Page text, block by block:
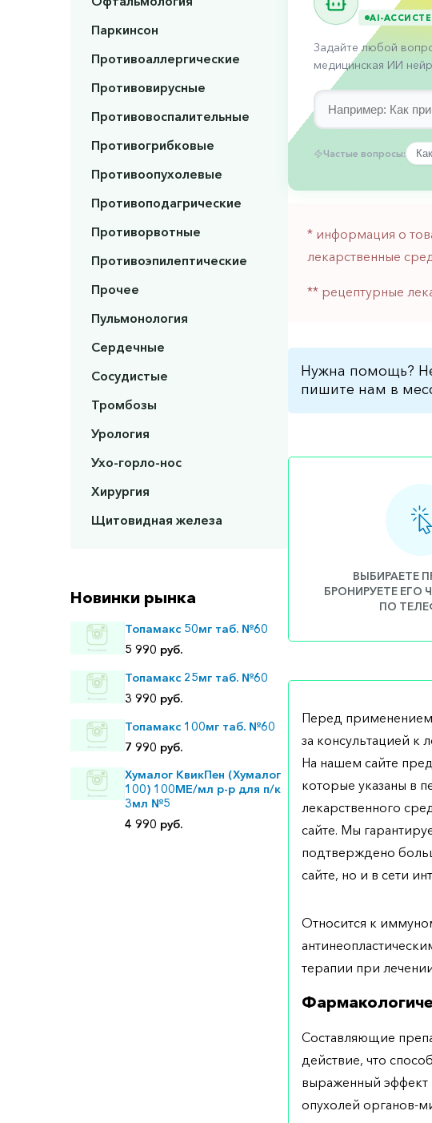
Паркинсон
Противоаллергические
Противовирусные
Противовоспалительные
Противогрибковые
Противоопухолевые
Противоподагрические
Противорвотные
Противоэпилептические
Прочее
Пульмонология
Сердечные
Сосудистые
Тромбозы
Урология
Ухо-горло-нос
Хирургия
Щитовидная железа
Новинки рынка
Топамакс 50мг таб. №60
5 990 руб.
Топамакс 25мг таб. №60
3 990 руб.
Топамакс 100мг таб. №60
7 990 руб.
Хумалог КвикПен (Хумалог
100) 100МЕ/мл р-р для п/к
3мл №5
4 990 руб.
AI-
Задайте любой
медицинская ИИ
Частые вопросы:
* информация о
лекарственные
** рецептурные
Нужна помощь?
пишите нам в
ВЫБИРАЕТЕ
БРОНИРУЕТЕ ЕГО
ПО
Перед применением
за консультацией к
На нашем сайте
которые указаны в
лекарственного
сайте. Мы
подтверждено
сайте, но и в сети
Относится к
терапии при
Составляющие
действие, что
выраженный эффект
опухолей органов-